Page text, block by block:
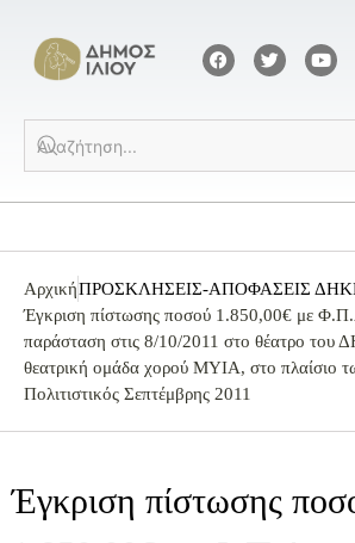
ΑρχικήΠΡΟΣΚΛΗΣΕΙΣ-ΑΠΟΦΑΣΕΙΣ
Έγκριση πίστωσης ποσού 1.850,00€ με
παράσταση στις 8/10/2011 στο θέατρο
θεατρική ομάδα χορού ΜΥΙΑ, στο πλαίσιο
Πολιτιστικός Σεπτέμβρης 2011
Έγκριση πίστωσης